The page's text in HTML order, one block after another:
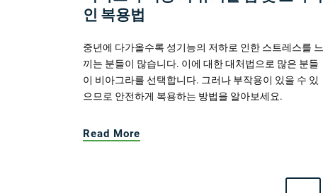
인 복용법
중년에 다가올수록 성기능의 저하로 인한 스트레스를 느
끼는 분들이 많습니다. 이에 대한 대처법으로 많은 분들
이 비아그라를 선택합니다. 그러나 부작용이 있을 수 있
으므로 안전하게 복용하는 방법을 알아보세요.
Read More